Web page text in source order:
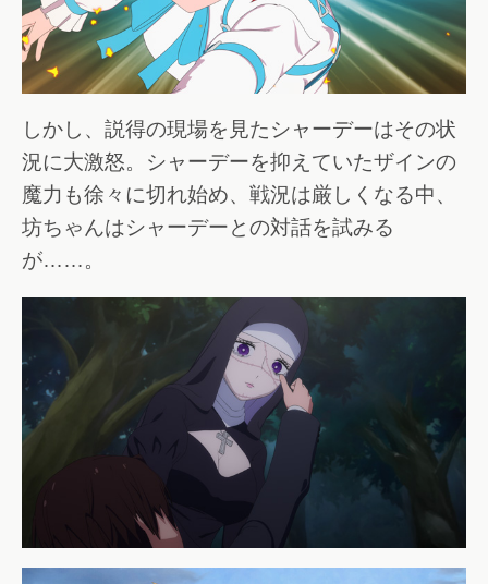
しかし、説得の現場を見たシャーデーはその状
況に大激怒。シャーデーを抑えていたザインの
魔力も徐々に切れ始め、戦況は厳しくなる中、
坊ちゃんはシャーデーとの対話を試みる
が……。